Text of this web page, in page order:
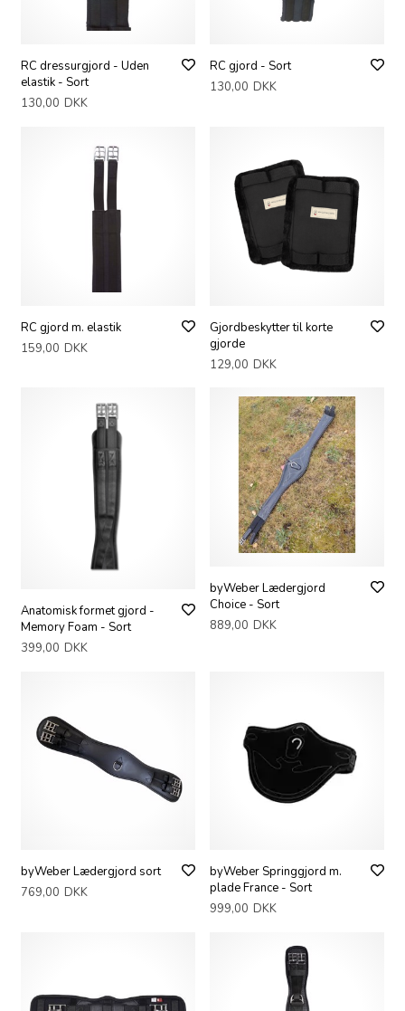
RC dressurgjord - Uden
elastik - Sort
130,00 DKK
RC gjord - Sort
130,00 DKK
RC gjord m. elastik
159,00 DKK
Gjordbeskytter til korte
gjorde
129,00 DKK
Anatomisk formet gjord -
Memory Foam - Sort
399,00 DKK
byWeber Lædergjord
Choice - Sort
889,00 DKK
byWeber Lædergjord sort
769,00 DKK
byWeber Springgjord m.
plade France - Sort
999,00 DKK